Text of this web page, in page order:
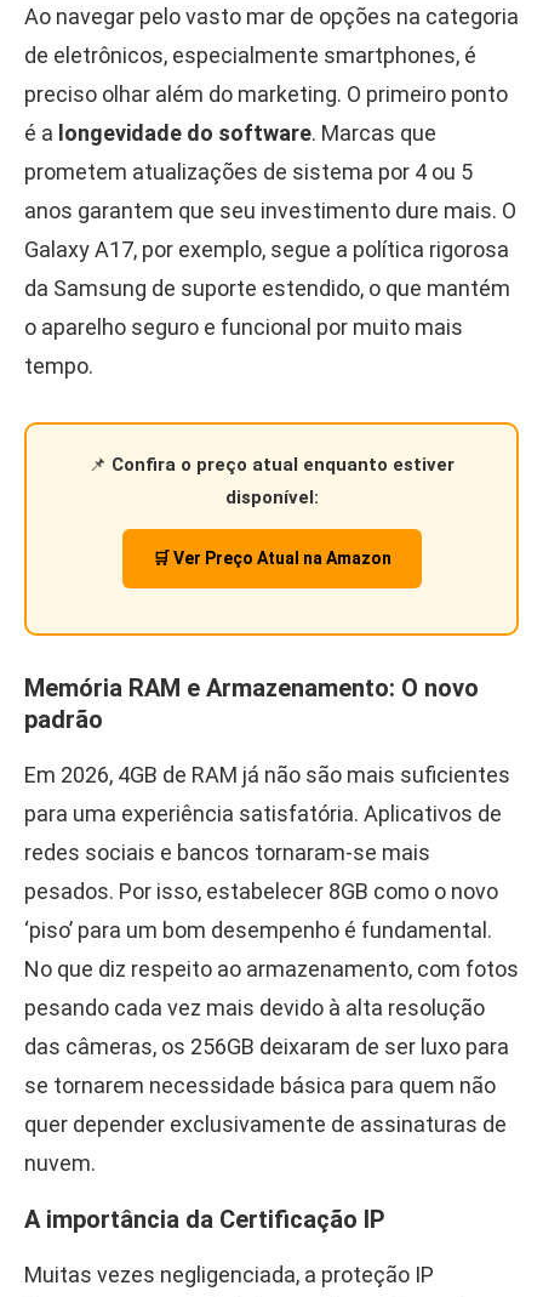
Ao navegar pelo vasto mar de opções na categoria
de eletrônicos, especialmente smartphones, é
preciso olhar além do marketing. O primeiro ponto
é a longevidade do software. Marcas que
prometem atualizações de sistema por 4 ou 5
anos garantem que seu investimento dure mais. O
Galaxy A17, por exemplo, segue a política rigorosa
da Samsung de suporte estendido, o que mantém
o aparelho seguro e funcional por muito mais
tempo.
📌 Confira o preço atual enquanto estiver
disponível:
🛒 Ver Preço Atual na Amazon
Memória RAM e Armazenamento: O novo
padrão
Em 2026, 4GB de RAM já não são mais suficientes
para uma experiência satisfatória. Aplicativos de
redes sociais e bancos tornaram-se mais
pesados. Por isso, estabelecer 8GB como o novo
‘piso’ para um bom desempenho é fundamental.
No que diz respeito ao armazenamento, com fotos
pesando cada vez mais devido à alta resolução
das câmeras, os 256GB deixaram de ser luxo para
se tornarem necessidade básica para quem não
quer depender exclusivamente de assinaturas de
nuvem.
A importância da Certificação IP
Muitas vezes negligenciada, a proteção IP